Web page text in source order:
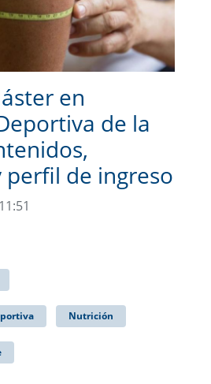
en
de la
perfil de ingreso
Nutrición